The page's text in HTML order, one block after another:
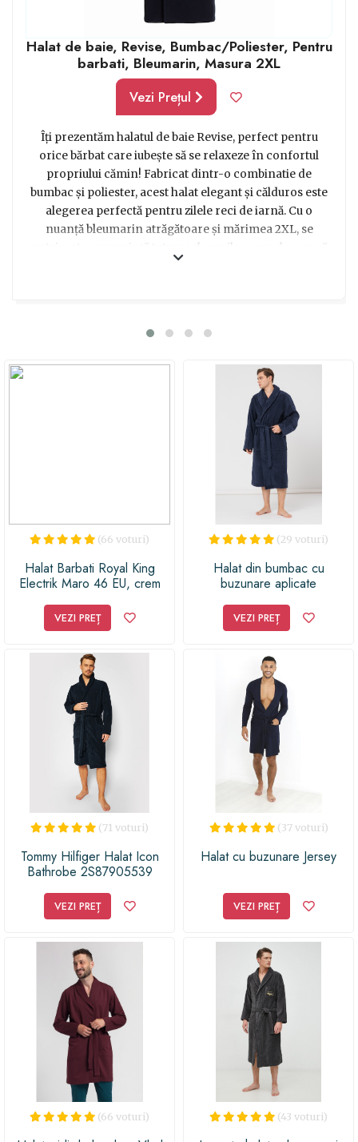
Halat de baie, Revise, Bumbac/Poliester, Pentru
barbati, Bleumarin, Masura 2XL
Vezi Prețul
Îți prezentăm halatul de baie Revise, perfect pentru
orice bărbat care iubește să se relaxeze în confortul
propriului cămin! Fabricat dintr-o combinatie de
bumbac și poliester, acest halat elegant și călduros este
alegerea perfectă pentru zilele reci de iarnă. Cu o
nuanță bleumarin atrăgătoare și mărimea 2XL, se
relaxezi în fața televizorului sau să savurezi o băutură
confortul și căldura necesare. Alege un cadou practic și
confortabil pentru iubitul tău, tatăl tău sau oricare alt
bărbat special din viața ta! Cu acest halat de baie Revise,
vei face cu siguranță o alegere inspirată!
(66 voturi)
Halat Barbati Royal King
Electrik Maro 46 EU, crem
VEZI PREȚ
(29 voturi)
Halat din bumbac cu
buzunare aplicate
VEZI PREȚ
(71 voturi)
Tommy Hilfiger Halat Icon
Bathrobe 2S87905539
VEZI PREȚ
(37 voturi)
Halat cu buzunare Jersey
VEZI PREȚ
(66 voturi) (43 voturi)